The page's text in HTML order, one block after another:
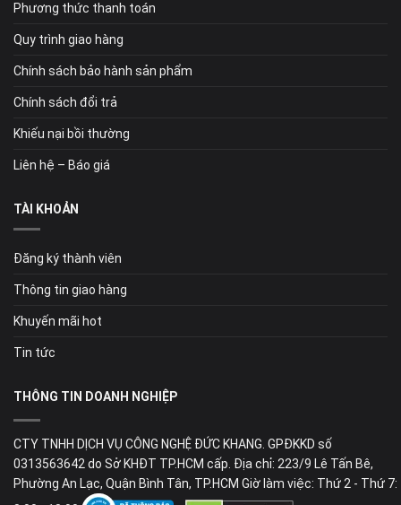
Phương thức thanh toán
Quy trình giao hàng
Chính sách bảo hành sản phẩm
Chính sách đổi trả
Khiếu nại bồi thường
Liên hệ – Báo giá
TÀI KHOẢN
Đăng ký thành viên
Thông tin giao hàng
Khuyến mãi hot
Tin tức
THÔNG TIN DOANH NGHIỆP
CTY TNHH DỊCH VỤ CÔNG NGHỆ ĐỨC KHANG. GPĐKKD số
0313563642 do Sở KHĐT TP.HCM cấp. Địa chỉ: 223/9 Lê Tấn Bê,
Phường An Lạc, Quận Bình Tân, TP.HCM Giờ làm việc: Thứ 2 - Thứ 7: